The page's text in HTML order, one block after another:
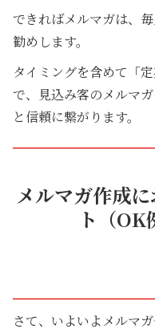
できればメルマガは、
勧めします。
タイミングを含めて「
で、見込み客のメルマ
と信頼に繋がります。
メルマガ作成
ト（OK
さて、いよいよメルマ